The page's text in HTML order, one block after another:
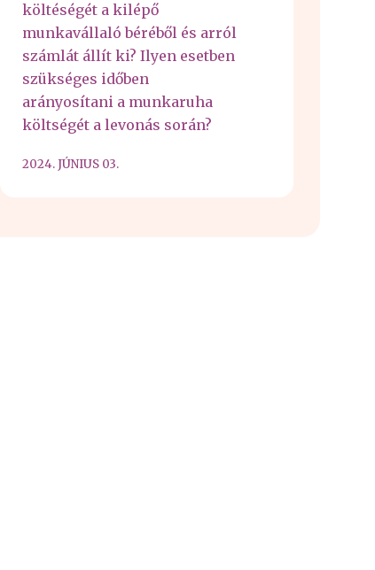
költéségét a kilépő
munkavállaló béréből és arról
számlát állít ki? Ilyen esetben
szükséges időben
arányosítani a munkaruha
költségét a levonás során?
2024. JÚNIUS 03.